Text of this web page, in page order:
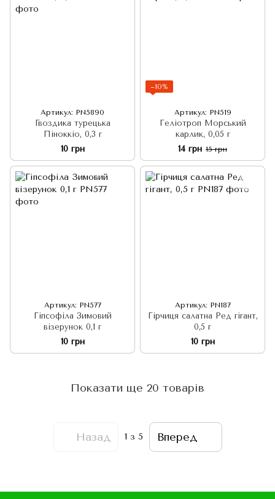
Артикул: PN5890
Гвоздика турецька
Піноккіо, 0,3 г
10 грн
−10%
Артикул: PN519
Геліотроп Морський
карлик, 0,05 г
14 грн 15 грн
Артикул: PN577
Гіпсофіла Зимовий
візерунок 0,1 г
10 грн
Артикул: PN187
Гірчиця салатна Ред гігант,
0,5 г
10 грн
Показати ще 20 товарів
Назад 1 з 5 Вперед